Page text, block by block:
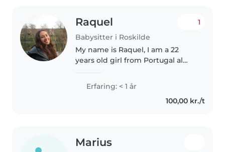
Raquel
Babysitter i Roskilde
1
My name is Raquel, I am a 22
years old girl from Portugal al
Masters in Social
entrepreneurship and
management at RUC and I have
Erfaring: < 1 år
100,00 kr./t
Marius